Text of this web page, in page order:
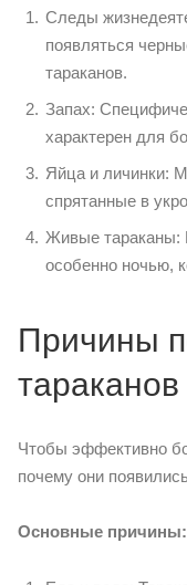
Следы
появляться
тараканов.
Запах:
характерен для
Яйца и личинки:
спрятанные в
Живые тараканы:
особенно ночью,
Причины
тараканов
Чтобы эффективно
почему они
Основные причины: